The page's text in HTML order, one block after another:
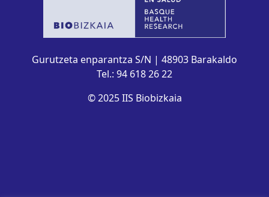
Gurutzeta enparantza S/N | 48903 Barakaldo
Tel.: 94 618 26 22
© 2025 IIS Biobizkaia